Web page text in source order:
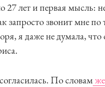
лет и первая мысль:
запросто звонит мне по
я даже не думала,
По словам